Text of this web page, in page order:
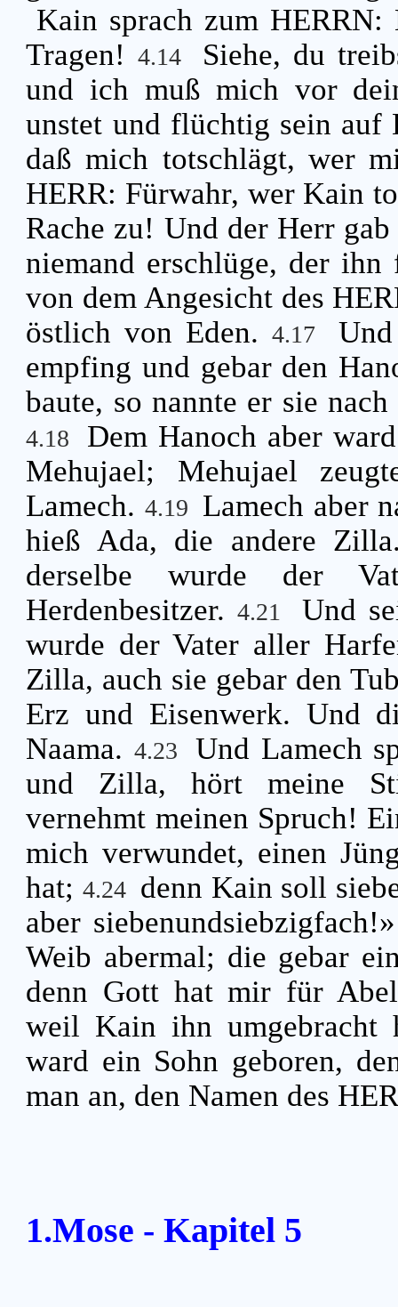
Kain sprach zum
Tragen!4.14
Siehe, du
und ich muß mich vor
unstet und flüchtig sein auf
daß mich totschlägt, wer
HERR: Fürwahr, wer Kain
Rache zu! Und der Herr
niemand erschlüge, der
von dem Angesicht des
östlich von Eden.4.17
empfing und gebar den
baute, so nannte er sie
4.18
Dem Hanoch aber
Mehujael; Mehujael
Lamech. 4.19 Lamech aber
hieß Ada, die andere
derselbe wurde der
Herdenbesitzer.4.21
Und
wurde der Vater aller
Zilla, auch sie gebar den
Erz und Eisenwerk. Und
Naama. 4.23
Und Lamech
und Zilla, hört meine
vernehmt meinen Spruch!
mich verwundet, einen
hat;4.24 denn Kain soll
aber
Weib abermal; die gebar
denn Gott hat mir für Abel
weil Kain ihn
ward ein Sohn geboren,
man an, den Namen des
1.Mose - Kapitel 5